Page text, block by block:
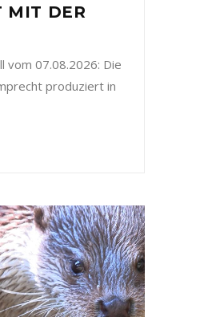
MIT DER
vom 07.08.2026: Die
produziert in